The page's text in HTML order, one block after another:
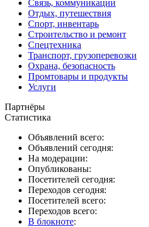
Связь, коммуникации
Отдых, путешествия
Спорт, инвентарь
Строительство и ремонт
Спецтехника
Транспорт, грузоперевозки
Охрана, безопасность
Промтовары и продукты
Услуги
Партнёры
Статистика
Объявлений всего:
Объявлений сегодня:
На модерации:
Опубликованы:
Посетителей сегодня:
Переходов сегодня:
Посетителей всего:
Переходов всего:
В блокноте: